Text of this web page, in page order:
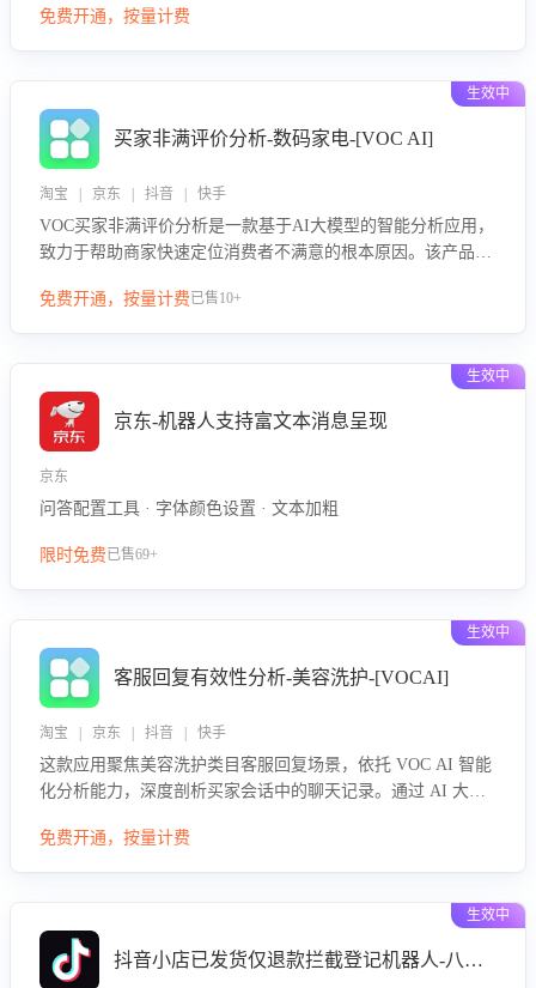
绪、归因争议根源，并客观评估客服应对合理性与成效。系统
免费开通，按量计费
生效中
买家非满评价分析-数码家电-[VOC AI]
淘宝 | 京东 | 抖音 | 快手
VOC买家非满评价分析是一款基于AI大模型的智能分析应用，
致力于帮助商家快速定位消费者不满意的根本原因。该产品可
或其它部门原因，明确责任归属，提供可落地的改进建议与策
免费开通，按量计费已售10+
生效中
京东-机器人支持富文本消息呈现
京东
问答配置工具 · 字体颜色设置 · 文本加粗
限时免费已售69+
生效中
客服回复有效性分析-美容洗护-[VOCAI]
淘宝 | 京东 | 抖音 | 快手
这款应用聚焦美容洗护类目客服回复场景，依托 VOC AI 智能
化分析能力，深度剖析买家会话中的聊天记录。通过 AI 大模
效性与完整性，输出针对性改进策略，助力商家快速优化快捷
免费开通，按量计费
生效中
抖音小店已发货仅退款拦截登记机器人-八爪鱼